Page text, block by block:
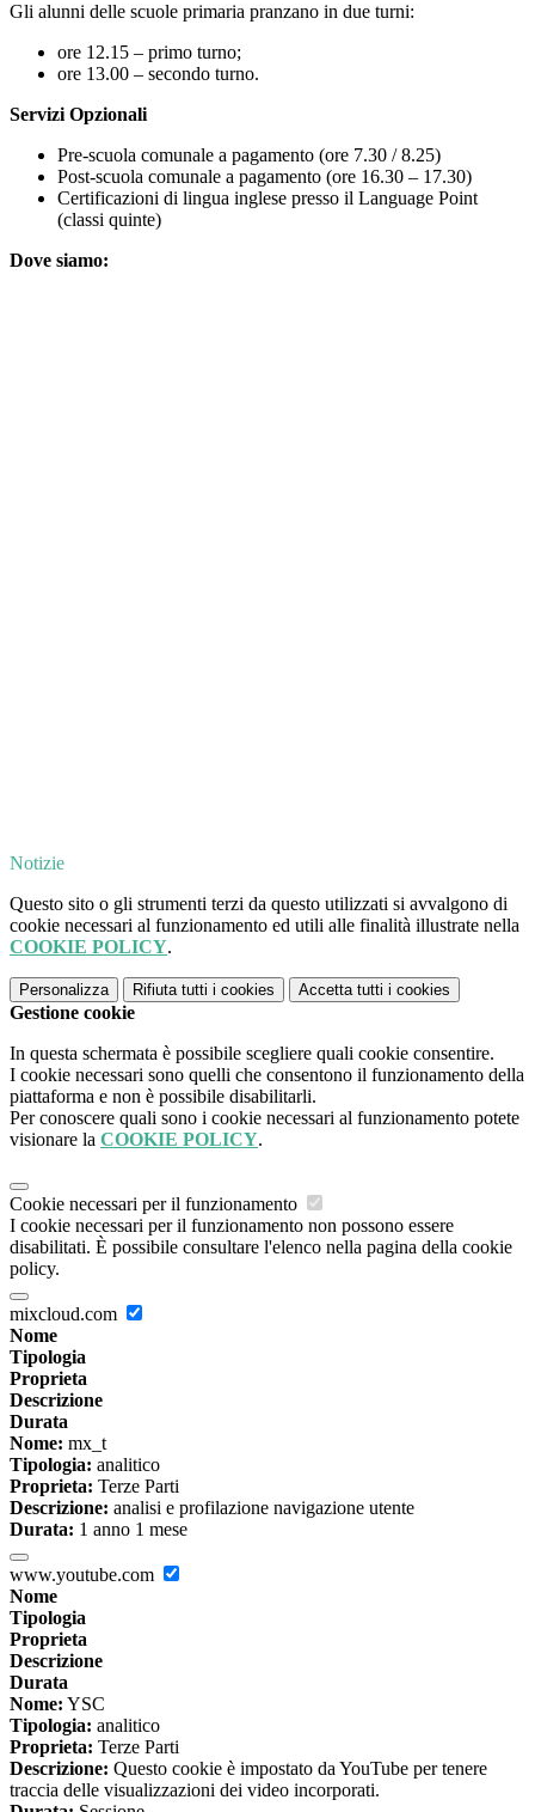
Gli alunni delle scuole primaria pranzano in due turni:
ore 12.15 – primo turno;
ore 13.00 – secondo turno.
Servizi Opzionali
Pre-scuola comunale a pagamento (ore 7.30 / 8.25)
Post-scuola comunale a pagamento (ore 16.30 – 17.30)
Certificazioni di lingua inglese presso il Language Point
(classi quinte)
Dove siamo:
Notizie
Questo sito o gli strumenti terzi da questo utilizzati si avvalgono di
cookie necessari al funzionamento ed utili alle finalità illustrate nella
COOKIE POLICY.
Personalizza Rifiuta tutti i cookies Accetta tutti i cookies
Gestione cookie
In questa schermata è possibile scegliere quali cookie consentire.
I cookie necessari sono quelli che consentono il funzionamento della
piattaforma e non è possibile disabilitarli.
Per conoscere quali sono i cookie necessari al funzionamento potete
visionare la COOKIE POLICY.
Cookie necessari per il funzionamento
I cookie necessari per il funzionamento non possono essere
disabilitati. È possibile consultare l'elenco nella pagina della cookie
policy.
mixcloud.com
Nome
Tipologia
Proprieta
Descrizione
Durata
Nome: mx_t
Tipologia: analitico
Proprieta: Terze Parti
Descrizione: analisi e profilazione navigazione utente
Durata: 1 anno 1 mese
www.youtube.com
Nome
Tipologia
Proprieta
Descrizione
Durata
Nome: YSC
Tipologia: analitico
Proprieta: Terze Parti
Descrizione: Questo cookie è impostato da YouTube per tenere
traccia delle visualizzazioni dei video incorporati.